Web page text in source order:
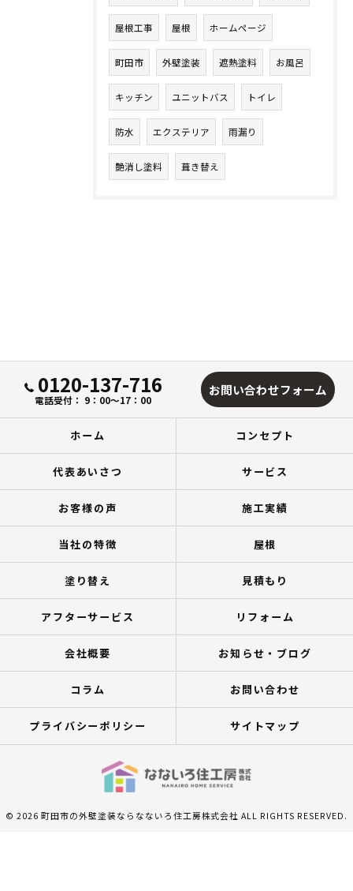
屋根工事 屋根 ホームページ
町田市 外壁塗装 遮熱塗料 お風呂
キッチン ユニットバス トイレ
防水 エクステリア 雨漏り
艶消し塗料 葺き替え
0120-137-716
電話受付： 9：00～17：00
お問い合わせフォーム
ホーム コンセプト
代表あいさつ サービス
お客様の声 施工実績
当社の特徴 屋根
塗り替え 見積もり
アフターサービス リフォーム
会社概要 お知らせ・ブログ
コラム お問い合わせ
プライバシーポリシー サイトマップ
© 2026 町田市の外壁塗装ならなないろ住工房株式会社 ALL RIGHTS RESERVED.